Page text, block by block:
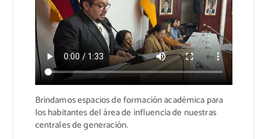
Brindamos espacios de formación académica para
los habitantes del área de influencia de nuestras
centrales de generación.